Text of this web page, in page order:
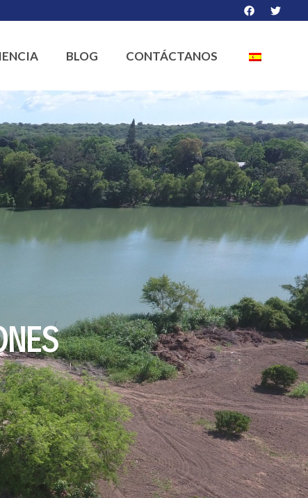
BLOG CONTÁCTANOS